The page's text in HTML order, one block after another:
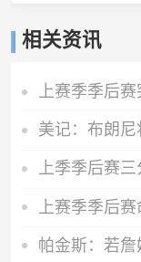
相关资讯